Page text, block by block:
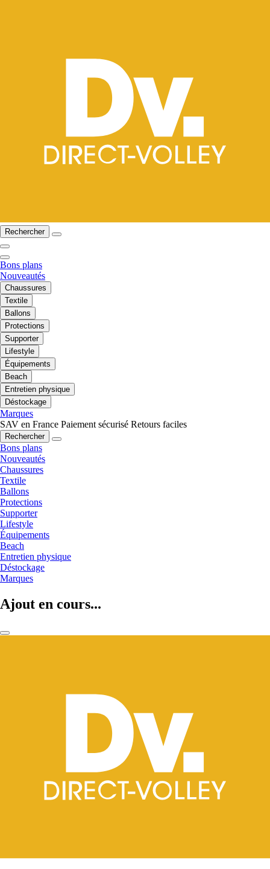
Rechercher
Bons plans
Nouveautés
Chaussures
Textile
Ballons
Protections
Supporter
Lifestyle
Équipements
Beach
Entretien physique
Déstockage
Marques
SAV en France Paiement sécurisé Retours faciles
Rechercher
Bons plans
Nouveautés
Chaussures
Textile
Ballons
Protections
Supporter
Lifestyle
Équipements
Beach
Entretien physique
Déstockage
Marques
Ajout en cours...